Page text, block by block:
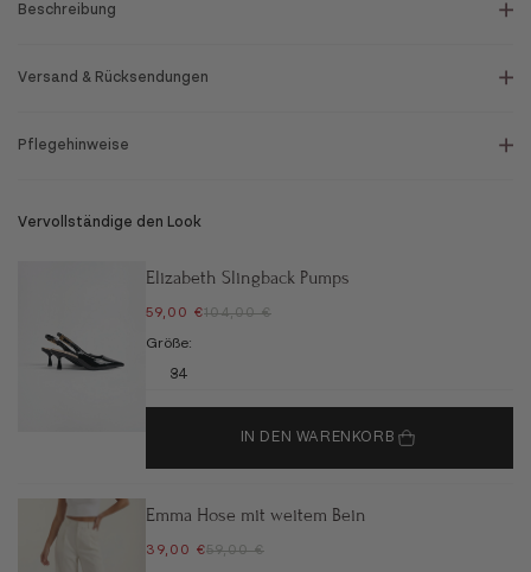
Beschreibung
Versand & Rücksendungen
Pflegehinweise
Vervollständige den Look
Elizabeth Slingback Pumps
ANGEBOT
59,00 €REGULÄRER PREIS
104,00 €
Größe:
34
IN DEN WARENKORB
Emma Hose mit weitem Bein
ANGEBOT
39,00 €REGULÄRER PREIS
59,00 €